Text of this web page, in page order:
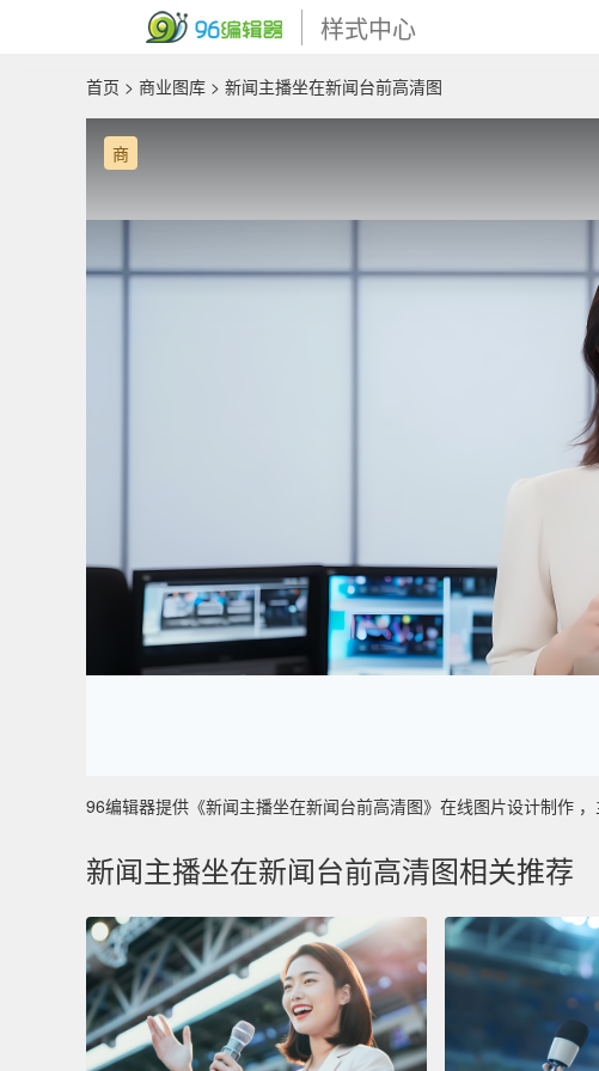
样式中心
首页 > 商业图库 > 新闻主播坐在新闻台前高清图
商
96编辑器提供《新闻主播坐在新闻台前高清图》在线图片设计制作
新闻主播坐在新闻台前高清图相关推荐